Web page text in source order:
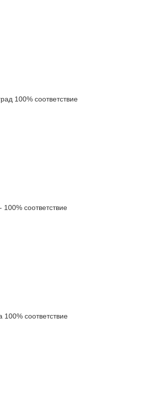
100% соответствие
соответствие
соответствие